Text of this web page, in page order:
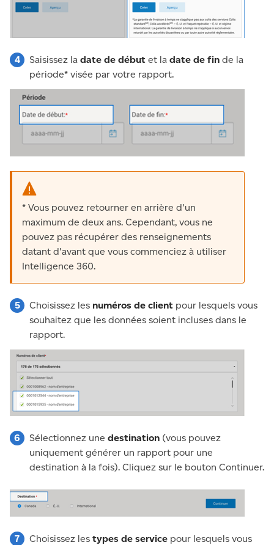
Saisissez la date de début et la date de fin de la
période* visée par votre rapport.
* Vous pouvez retourner en arrière d'un
maximum de deux ans. Cependant, vous ne
pouvez pas récupérer des renseignements
datant d'avant que vous commenciez à utiliser
Intelligence 360.
Choisissez les numéros de client pour lesquels vous
souhaitez que les données soient incluses dans le
rapport.
Sélectionnez une destination (vous pouvez
uniquement générer un rapport pour une
destination à la fois). Cliquez sur le bouton Continuer.
Choisissez les types de service pour lesquels vous